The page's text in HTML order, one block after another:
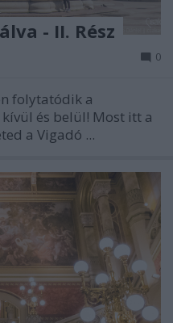
- II. Rész
0
folytatódik a
és belül! Most itt a
a Vigadó ...